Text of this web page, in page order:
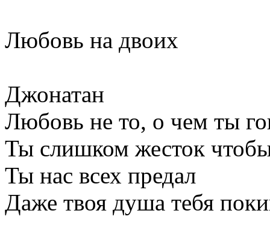
Любовь на двоих
Джонатан
Любовь не то, о чем ты
Ты слишком жесток
Ты нас всех предал
Даже твоя душа тебя